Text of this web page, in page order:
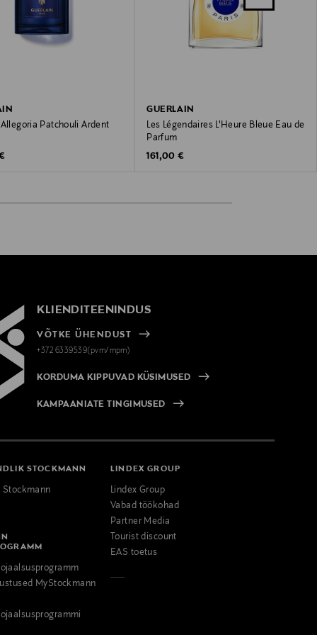
Patchouli Ardent
GUERLAIN
Les Légendaires L'Heure Bleue Eau de
Parfum
Original Price
161,00 €
KLIENDITEENINDUS
VÕTKE ÜHENDUST
+372 6339539(pvm/mpm)
KORDUMA KIPPUVAD KÜSIMUSED
KAMPAANIATE TINGIMUSED
STOCKMANN
Stockmann
MyStockmann
LINDEX GROUP
Lindex Group
Vabad töökohad
Partner Media
Tourist discount
EAS toetus